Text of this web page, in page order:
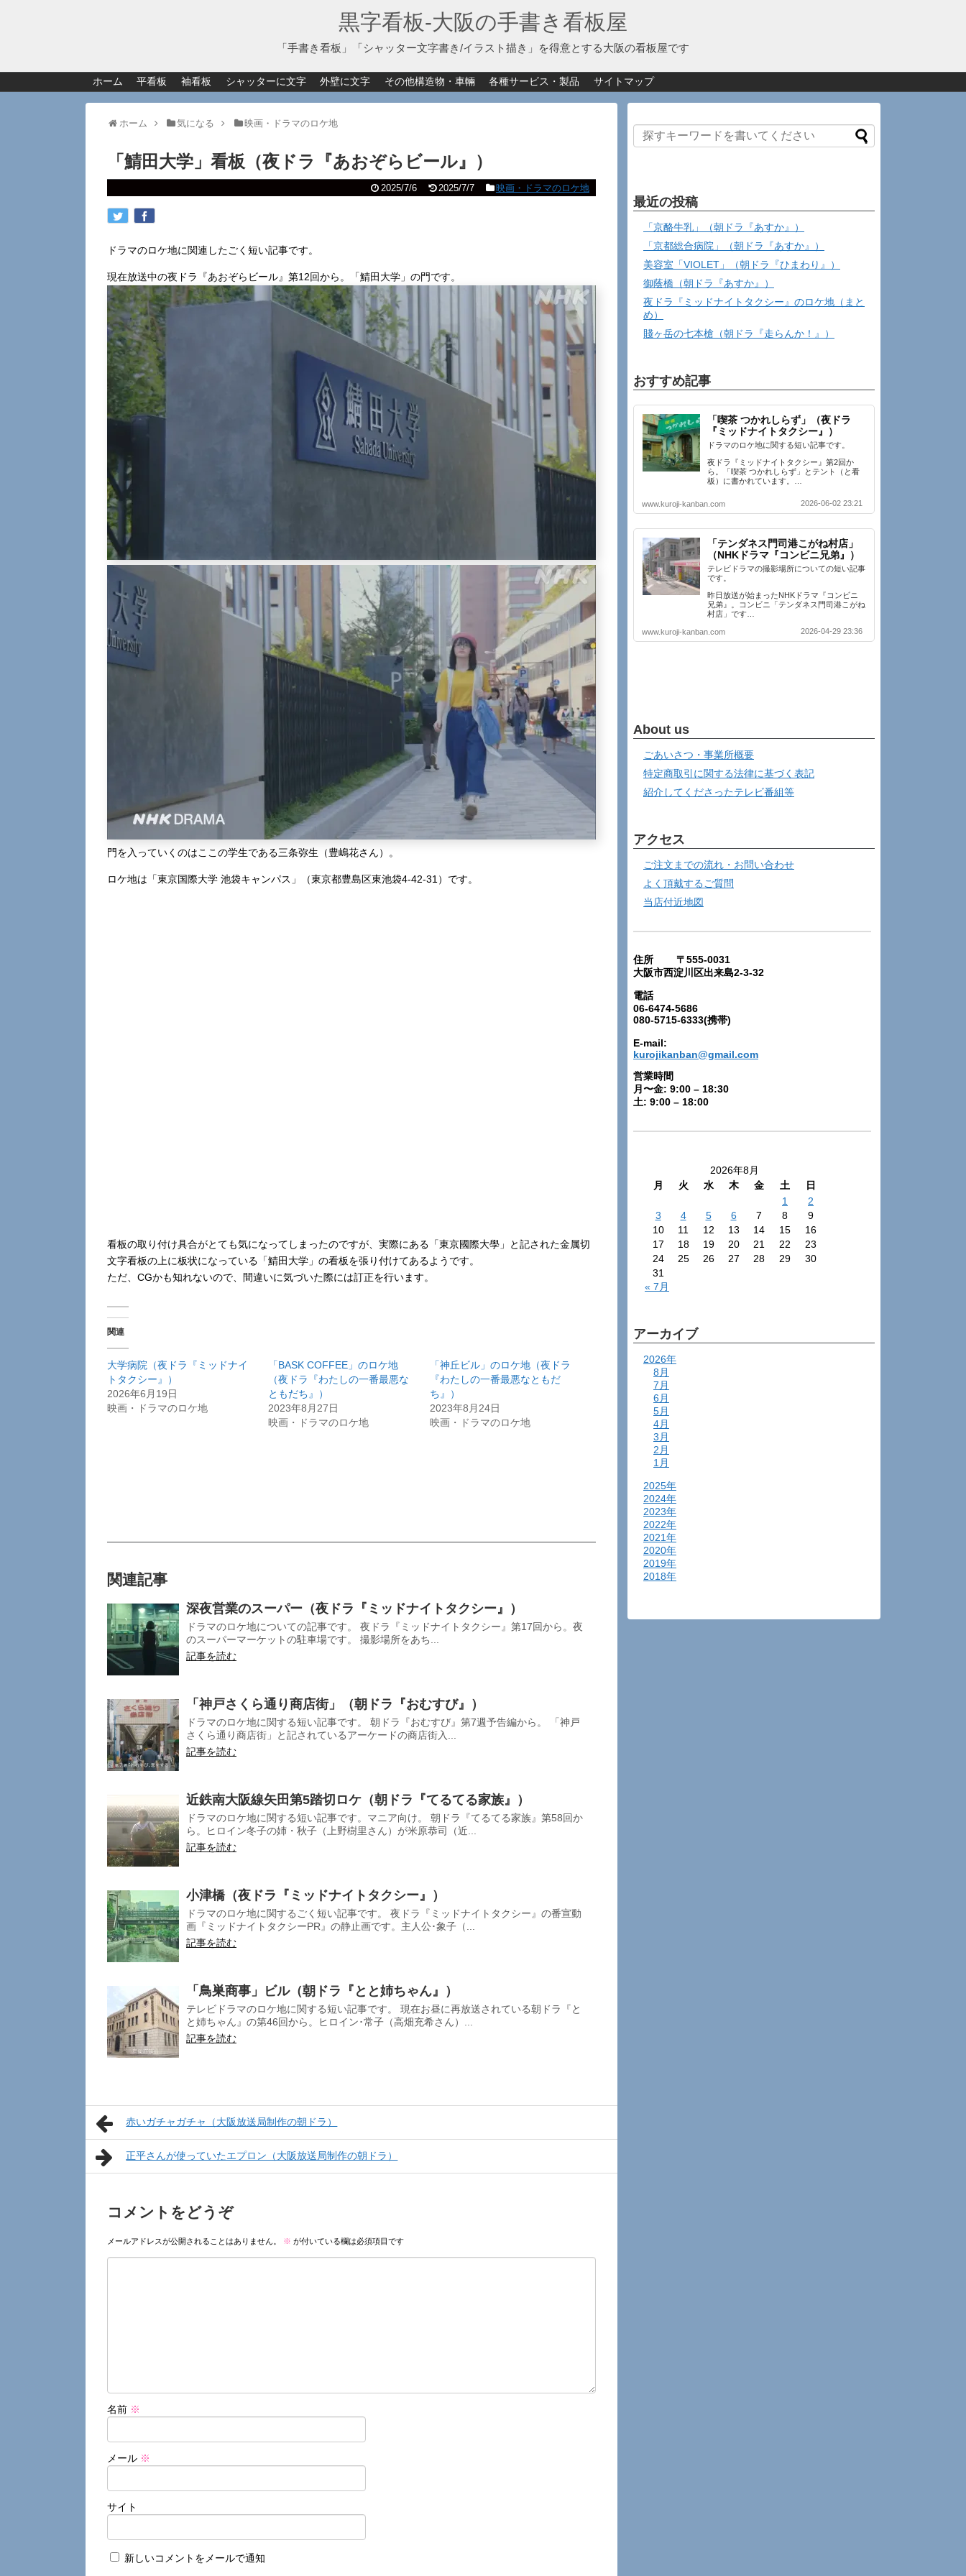
黒字看板‐大阪の手書き看板屋
「手書き看板」「シャッター文字書き/イラスト描き」を得意とする大阪の看板屋です
ホーム 平看板 袖看板 シャッターに文字 外壁に文字 その他構造物・車輛 各種サービス・製品 サイトマップ
ホーム 気になる 映画・ドラマのロケ地
「鯖田大学」看板（夜ドラ『あおぞらビール』）
2025/7/6 2025/7/7 映画・ドラマのロケ地
ドラマのロケ地に関連したごく短い記事です。
現在放送中の夜ドラ『あおぞらビール』第12回から。「鯖田大学」の門です。
門を入っていくのはここの学生である三条弥生（豊嶋花さん）。
ロケ地は「東京国際大学 池袋キャンパス」（東京都豊島区東池袋4-42-31）です。
看板の取り付け具合がとても気になってしまったのですが、実際にある「東京國際大學」と記された金属切
文字看板の上に板状になっている「鯖田大学」の看板を張り付けてあるようです。
ただ、CGかも知れないので、間違いに気づいた際には訂正を行います。
関連
大学病院（夜ドラ『ミッドナイ
トタクシー』）
2026年6月19日
映画・ドラマのロケ地
「BASK COFFEE」のロケ地
（夜ドラ『わたしの一番最悪な
ともだち』）
2023年8月27日
映画・ドラマのロケ地
「神丘ビル」のロケ地（夜ドラ
『わたしの一番最悪なともだ
ち』）
2023年8月24日
映画・ドラマのロケ地
関連記事
深夜営業のスーパー（夜ドラ『ミッドナイトタクシー』）
ドラマのロケ地についての記事です。 夜ドラ『ミッドナイトタクシー』第17回から。夜
のスーパーマーケットの駐車場です。 撮影場所をあち...
記事を読む
「神戸さくら通り商店街」（朝ドラ『おむすび』）
ドラマのロケ地に関する短い記事です。 朝ドラ『おむすび』第7週予告編から。 「神戸
さくら通り商店街」と記されているアーケードの商店街入...
記事を読む
近鉄南大阪線矢田第5踏切ロケ（朝ドラ『てるてる家族』）
ドラマのロケ地に関する短い記事です。マニア向け。 朝ドラ『てるてる家族』第58回か
ら。ヒロイン冬子の姉・秋子（上野樹里さん）が米原恭司（近...
記事を読む
小津橋（夜ドラ『ミッドナイトタクシー』）
ドラマのロケ地に関するごく短い記事です。 夜ドラ『ミッドナイトタクシー』の番宣動
画『ミッドナイトタクシーPR』の静止画です。主人公･象子（...
記事を読む
「鳥巣商事」ビル（朝ドラ『とと姉ちゃん』）
テレビドラマのロケ地に関する短い記事です。 現在お昼に再放送されている朝ドラ『と
と姉ちゃん』の第46回から。ヒロイン･常子（高畑充希さん）...
記事を読む
赤いガチャガチャ（大阪放送局制作の朝ドラ）
正平さんが使っていたエプロン（大阪放送局制作の朝ドラ）
コメントをどうぞ
メールアドレスが公開されることはありません。 ※ が付いている欄は必須項目です
名前 ※
メール ※
サイト
新しいコメントをメールで通知
最近の投稿
「京酪牛乳」（朝ドラ『あすか』）
「京都総合病院」（朝ドラ『あすか』）
美容室「VIOLET」（朝ドラ『ひまわり』）
御蔭橋（朝ドラ『あすか』）
夜ドラ『ミッドナイトタクシー』のロケ地（まと
め）
賤ヶ岳の七本槍（朝ドラ『走らんか！』）
おすすめ記事
「喫茶 つかれしらず」（夜ドラ
『ミッドナイトタクシー』）
ドラマのロケ地に関する短い記事です。
夜ドラ『ミッドナイトタクシー』第2回か
ら。「喫茶 つかれしらず」とテント（と看
板）に書かれています。…
www.kuroji-kanban.com 2026-06-02 23:21
「テンダネス門司港こがね村店」
（NHKドラマ『コンビニ兄弟』）
テレビドラマの撮影場所についての短い記事
です。
昨日放送が始まったNHKドラマ『コンビニ
兄弟』。コンビニ「テンダネス門司港こがね
村店」です…
www.kuroji-kanban.com 2026-04-29 23:36
About us
ごあいさつ・事業所概要
特定商取引に関する法律に基づく表記
紹介してくださったテレビ番組等
アクセス
ご注文までの流れ・お問い合わせ
よく頂戴するご質問
当店付近地図
住所 〒555-0031
大阪市西淀川区出来島2-3-32
電話
06-6474-5686
080-5715-6333(携帯)
E-mail:
kurojikanban@gmail.com
営業時間
月〜金: 9:00 – 18:30
土: 9:00 – 18:00
2026年8月
月
火 水 木 金 土
日
1
2
3
4 5 6 7 8
9
10
11 12 13 14 15
16
17
18 19 20 21 22
23
24
25 26 27 28 29
30
31
« 7月
アーカイブ
2026年
8月
7月
6月
5月
4月
3月
2月
1月
2025年
2024年
2023年
2022年
2021年
2020年
2019年
2018年